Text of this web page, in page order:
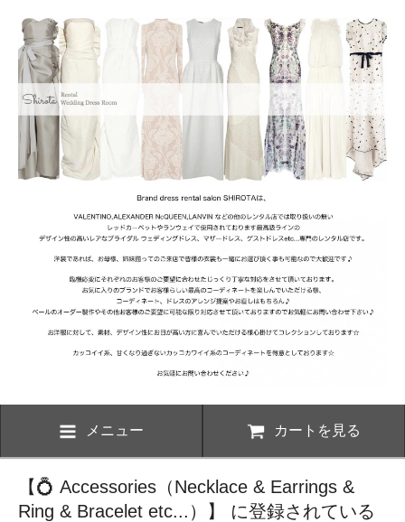
メニュー カートを見る
【💍 Accessories（Necklace & Earrings &
Ring & Bracelet etc...）】 に登録されている